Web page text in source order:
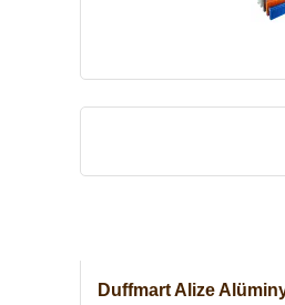
Duffmart Alize